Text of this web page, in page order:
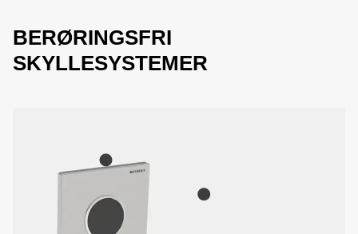
BERØRINGSFRI
SKYLLESYSTEMER